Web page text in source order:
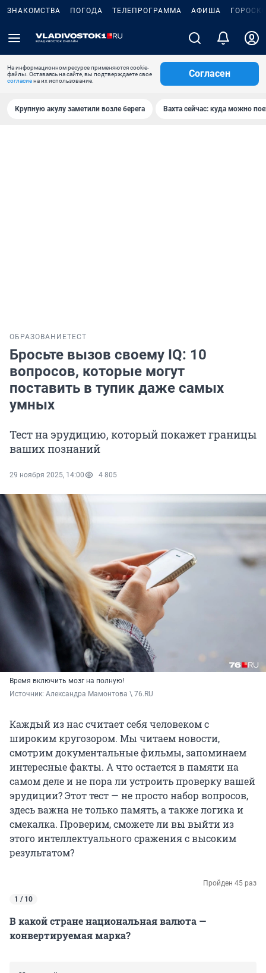
ЗНАКОМСТВА ПОГОДА ТЕЛЕПРОГРАММА АФИША
На информационном ресурсе применяются cookie-
файлы. Оставаясь на сайте, вы подтверждаете свое
согласиена их использование.
Согласен
Крупную акулу заметили возле берега Вахта сейчас: куда можно
ОБРАЗОВАНИЕТЕСТ
Бросьте вызов своему IQ: 10
вопросов, которые могут
поставить в тупик даже самых
умных
Тест на эрудицию, который покажет границы
ваших познаний
29 ноября 2025, 14:00 4 805
Время включить мозг на полную!
Источник: Александра Мамонтова \ 76.RU
Каждый из нас считает себя человеком с
широким кругозором. Мы читаем новости,
смотрим документальные фильмы, запоминаем
интересные факты. А что остается в памяти на
самом деле и не пора ли устроить проверку вашей
эрудиции? Этот тест — не просто набор вопросов,
здесь важна не только память, а также логика и
смекалка. Проверим, сможете ли вы выйти из
этого интеллектуального сражения с высоким
результатом?
Пройден 45 раз
1 / 10
В какой стране национальная валюта —
конвертируемая марка?